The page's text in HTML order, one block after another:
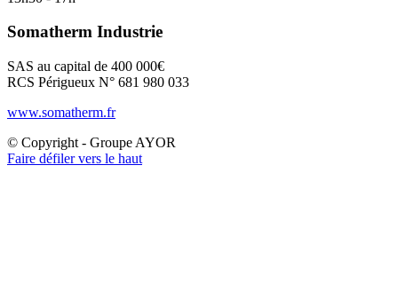
Somatherm Industrie
SAS au capital de 400 000€
RCS Périgueux N° 681 980 033
www.somatherm.fr
© Copyright - Groupe AYOR
Faire défiler vers le haut